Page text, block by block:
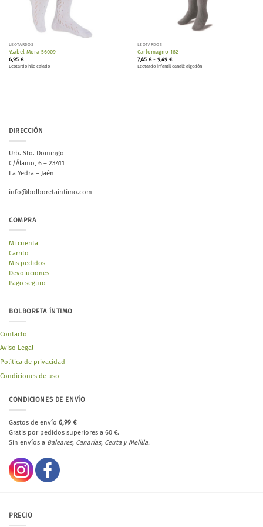
LEOTARDOS
Ysabel Mora 56009
6,95 €
Leotardo hilo calado
LEOTARDOS
Carlomagno 162
7,45 € - 9,49 €Rango
de
precios:
Leotardo infantil canalé algodón
DIRECCIÓN
Urb. Sto. Domingo
C/Álamo, 6 – 23411
La Yedra – Jaén
info@bolboretaintimo.com
COMPRA
Mi cuenta
Carrito
Mis pedidos
Devoluciones
Pago seguro
BOLBORETA ÍNTIMO
Contacto
Aviso Legal
Política de privacidad
Condiciones de uso
CONDICIONES DE ENVÍO
Gastos de envío 6,99 €
Gratis por pedidos superiores a 60 €.
Sin envíos a Baleares, Canarias, Ceuta y Melilla.
PRECIO